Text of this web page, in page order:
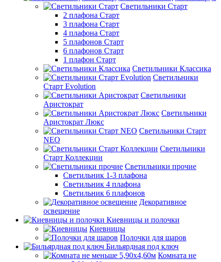
Светильники Старт
2 плафона Старт
3 плафона Старт
4 плафона Старт
5 плафонов Старт
6 плафонов Старт
1 плафон Старт
Светильники Классика
Светильники
Старт Evolution
Светильники
Аристократ
Светильники
Аристократ Люкс
Светильники Старт
NEO
Светильники
Старт Коллекции
Светильники прочие
Светильник 1-3 плафона
Светильник 4 плафона
Светильник 6 плафонов
Декоративное
освещение
Киевницы и полочки
Киевницы
Полочки для шаров
Бильярдная под ключ
Комната не